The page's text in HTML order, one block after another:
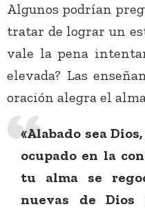
Algunos podrían
tratar de lograr un
vale la pena
elevada? Las
oración alegra el
«Alabado sea
ocupado en la
tu alma se
nuevas de